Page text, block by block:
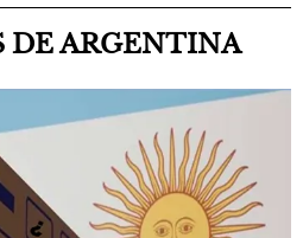
DE ARGENTINA